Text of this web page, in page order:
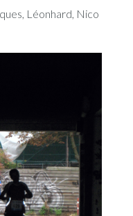
Léonhard, Nico